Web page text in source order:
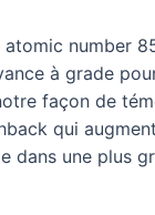
number
à grade
façon de
qui
dans une plus